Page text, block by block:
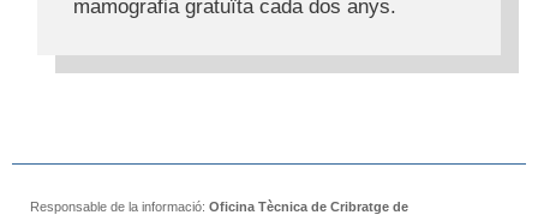
mamografia gratuïta cada dos anys.
Responsable de la informació: Oficina Tècnica de Cribratge de